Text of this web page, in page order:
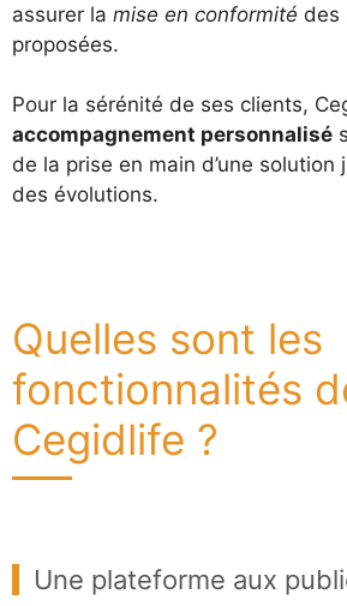
assurer la mise en conformité des
proposées.
Pour la sérénité de ses clients,
accompagnement personnalisé
de la prise en main d’une solution
des évolutions.
Quelles sont les
fonctionnalités
Cegidlife ?
Une plateforme aux